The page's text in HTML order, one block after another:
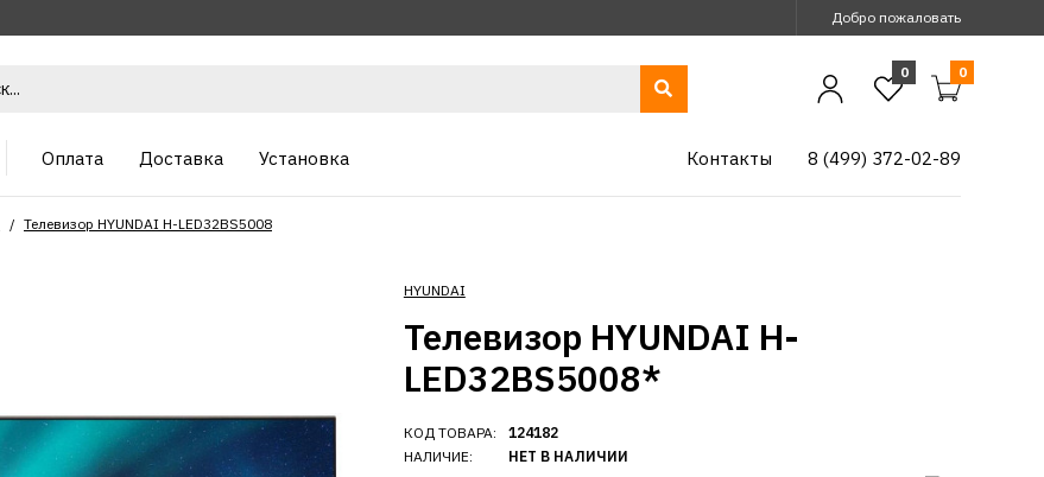
Добро пожаловать
0 0
Оплата Доставка 8 (499) 372-02-89
Контакты
Установка
Телевизор HYUNDAI H-LED32BS5008
HYUNDAI
Телевизор HYUNDAI H-
LED32BS5008*
КОД ТОВАРА:
НАЛИЧИЕ:
124182
НЕТ В НАЛИЧИИ